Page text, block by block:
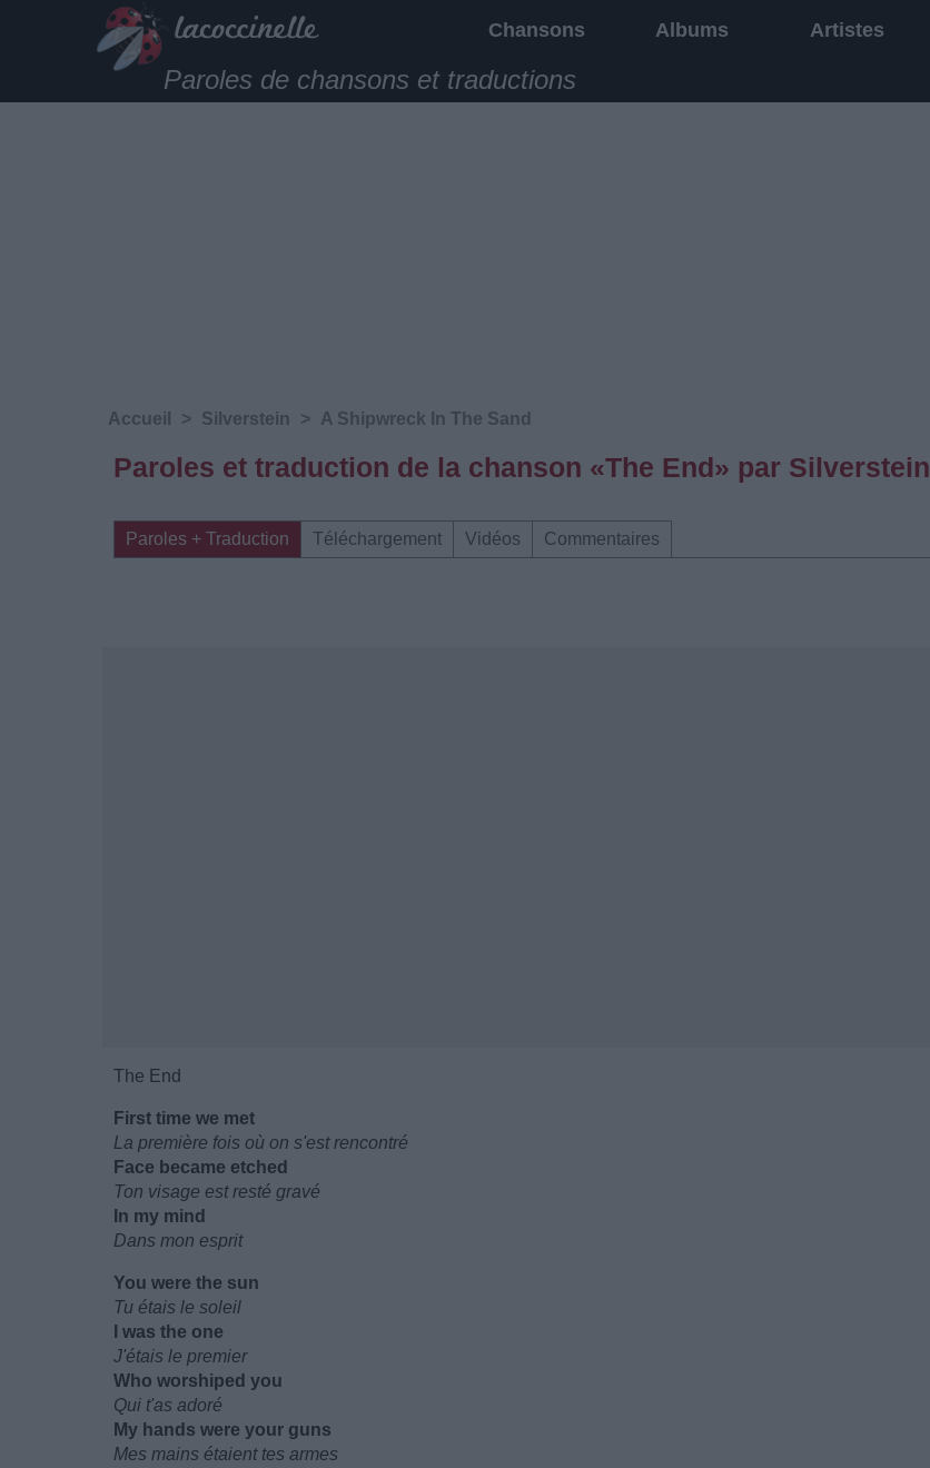
Chansons Albums Artistes
Paroles de chansons et traductions
Accueil > Silverstein > A Shipwreck In The Sand
Paroles et traduction de la chanson «The End» par Silverstein
Paroles + Traduction Téléchargement Vidéos Commentaires
The End
First time we met
La première fois où on s'est rencontré
Face became etched
Ton visage est resté gravé
In my mind
Dans mon esprit
You were the sun
Tu étais le soleil
I was the one
J'étais le premier
Who worshiped you
Qui t'as adoré
My hands were your guns
Mes mains étaient tes armes